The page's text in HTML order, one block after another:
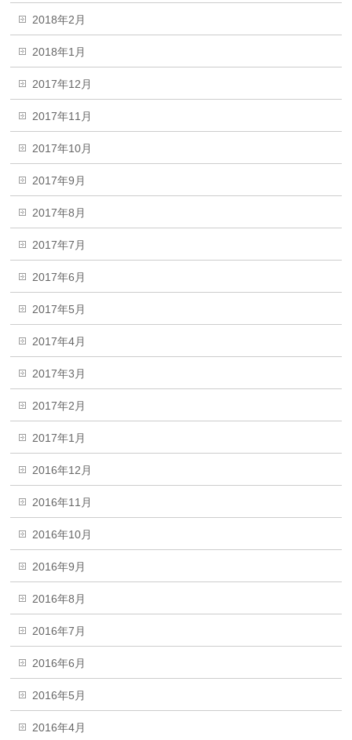
2018年2月
2018年1月
2017年12月
2017年11月
2017年10月
2017年9月
2017年8月
2017年7月
2017年6月
2017年5月
2017年4月
2017年3月
2017年2月
2017年1月
2016年12月
2016年11月
2016年10月
2016年9月
2016年8月
2016年7月
2016年6月
2016年5月
2016年4月